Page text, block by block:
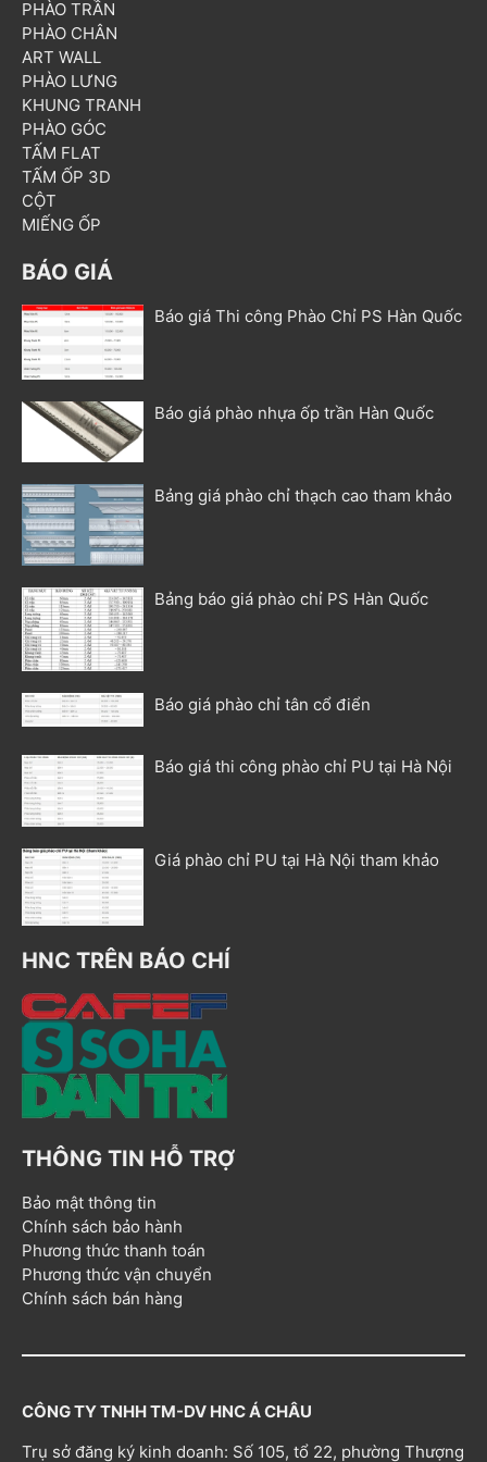
PHÀO TRẦN
PHÀO CHÂN
ART WALL
PHÀO LƯNG
KHUNG TRANH
PHÀO GÓC
TẤM FLAT
TẤM ỐP 3D
CỘT
MIẾNG ỐP
BÁO GIÁ
Báo giá Thi công Phào Chỉ PS Hàn Quốc
Báo giá phào nhựa ốp trần Hàn Quốc
Bảng giá phào chỉ thạch cao tham khảo
Bảng báo giá phào chỉ PS Hàn Quốc
Báo giá phào chỉ tân cổ điển
Báo giá thi công phào chỉ PU tại Hà Nội
Giá phào chỉ PU tại Hà Nội tham khảo
HNC TRÊN BÁO CHÍ
THÔNG TIN HỖ TRỢ
Bảo mật thông tin
Chính sách bảo hành
Phương thức thanh toán
Phương thức vận chuyển
Chính sách bán hàng
CÔNG TY TNHH TM-DV HNC Á CHÂU
Trụ sở đăng ký kinh doanh: Số 105, tổ 22, phường Thượng